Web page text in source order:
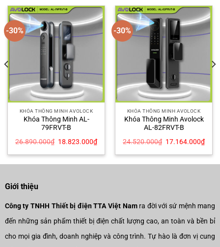
-30%
KHÓA THÔNG MINH AVOLOCK
Khóa Thông Minh AL-
79FRVT-B
26.890.000₫ Giá
là:
18.823.000₫Giá
hiện
tại
18.823.000₫.
-30%
KHÓA THÔNG MINH AVOLOCK
Khóa Thông Minh Avolock
AL-82FRVT-B
24.520.000₫ Giá
là:
17.164.000₫Giá
hiện
tại
Giới thiệu
Công ty TNHH Thiết bị điện TTA Việt Namra đời với sứ mệnh mang
đến những sản phẩm thiết bị điện chất lượng cao, an toàn và bền bỉ
cho mọi gia đình, doanh nghiệp và công trình. Tự hào là đơn vị cung